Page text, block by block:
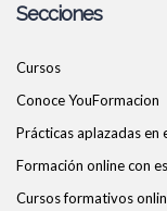
Secciones
Cursos
Conoce YouFormacion
Prácticas aplazadas en
Formación online con
Cursos formativos